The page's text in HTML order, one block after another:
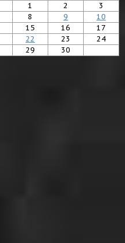
1 2
3
8 9
10
15 16
17
22 23
24
29 30